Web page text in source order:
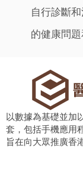
自行診斷
的健康問題
以數據為基礎並加
套，包括手機應用
旨在向大眾推廣香